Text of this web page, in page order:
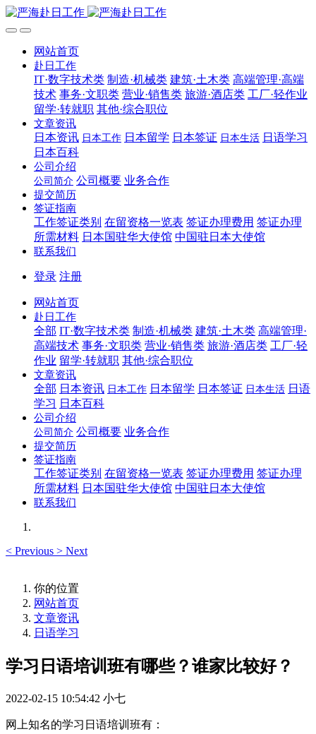
网站首页
赴日工作
IT·数字技术类 制造·机械类 建筑·土木类 高端管理·高端
技术 事务·文职类 营业·销售类 旅游·酒店类 工厂·轻作业
留学·转就职 其他·综合职位
文章资讯
日本资讯 日本工作 日本留学 日本签证 日本生活 日语学习
日本百科
公司介绍
公司简介 公司概要 业务合作
提交简历
签证指南
工作签证类别 在留资格一览表 签证办理费用 签证办理
所需材料 日本国驻华大使馆 中国驻日本大使馆
联系我们
登录 注册
网站首页
赴日工作
全部 IT·数字技术类 制造·机械类 建筑·土木类 高端管理·
高端技术 事务·文职类 营业·销售类 旅游·酒店类 工厂·轻
作业 留学·转就职 其他·综合职位
文章资讯
全部 日本资讯 日本工作 日本留学 日本签证 日本生活 日语
学习 日本百科
公司介绍
公司简介 公司概要 业务合作
提交简历
签证指南
工作签证类别 在留资格一览表 签证办理费用 签证办理
所需材料 日本国驻华大使馆 中国驻日本大使馆
联系我们
< Previous > Next
你的位置
网站首页
文章资讯
日语学习
学习日语培训班有哪些？谁家比较好？
2022-02-15 10:54:42 小七
网上知名的学习日语培训班有：